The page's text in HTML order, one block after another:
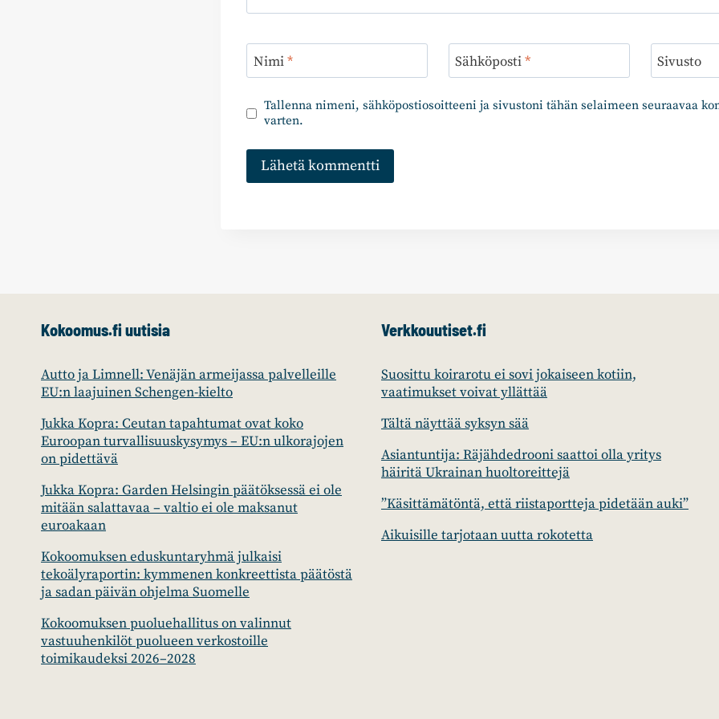
Nimi* Sähköposti* Sivusto
Tallenna nimeni, sähköpostiosoitteeni ja sivustoni tähän selaimeen seuraavaa
varten.
Kokoomus.fi uutisia
Autto ja Limnell: Venäjän armeijassa palvelleille
EU:n laajuinen Schengen-kielto
Jukka Kopra: Ceutan tapahtumat ovat koko
Euroopan turvallisuuskysymys – EU:n ulkorajojen
on pidettävä
Jukka Kopra: Garden Helsingin päätöksessä ei ole
mitään salattavaa – valtio ei ole maksanut
euroakaan
Kokoomuksen eduskuntaryhmä julkaisi
tekoälyraportin: kymmenen konkreettista päätöstä
ja sadan päivän ohjelma Suomelle
Kokoomuksen puoluehallitus on valinnut
vastuuhenkilöt puolueen verkostoille
toimikaudeksi 2026–2028
Verkkouutiset.fi
Suosittu koirarotu ei sovi jokaiseen kotiin,
vaatimukset voivat yllättää
Tältä näyttää syksyn sää
Asiantuntija: Räjähdedrooni saattoi olla yritys
häiritä Ukrainan huoltoreittejä
”Käsittämätöntä, että riistaportteja pidetään auki”
Aikuisille tarjotaan uutta rokotetta